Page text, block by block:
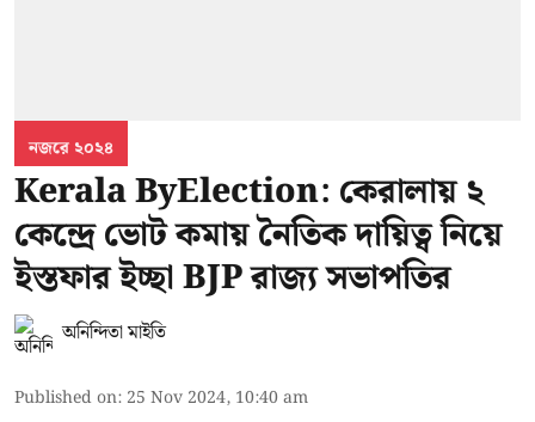
নজরে ২০২৪
Kerala ByElection: কেরালায় ২
কেন্দ্রে ভোট কমায় নৈতিক দায়িত্ব নিয়ে
ইস্তফার ইচ্ছা BJP রাজ্য সভাপতির
অনিন্দিতা মাইতি
Published on: 25 Nov 2024, 10:40 am